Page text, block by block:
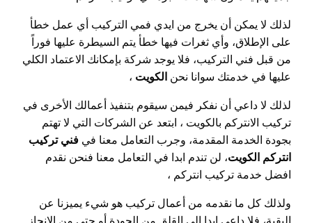
لذلك لا يمكن أن يخرج من ايدي فمي التركيب أي عمل خطأ
على الإطلاق، وأي ثغرات فيها خطأ يتم السيطرة عليها فوراً
من قبل فني التركيب، فلا يوجد شركة بإمكانك الاعتماد الكلي
عليها في خدمتك سوانا نحن
الكويت ،
لذلك لا داعي أن نفكر فيمن سيقوم بتنفيذ أعمالك الأخرى في
تركيب الانتركم بالكويت ، ابتعد عن الشركات التي لا تهتم
بجودة الخدمة المقدمة، وجرب التعامل معنا في فني تركيب
انتركم الكويت، لن تندم ابدا في التعامل معنا فنحن نقدم
افضل خدمة تركيب انتركم ،
ولذلك كل ما نقدمه من أعمال تركيب هو شيء يميزنا عن
البقية، فلا داعي ابدا الى القلق من الجودة أو حتى من الإنجاز